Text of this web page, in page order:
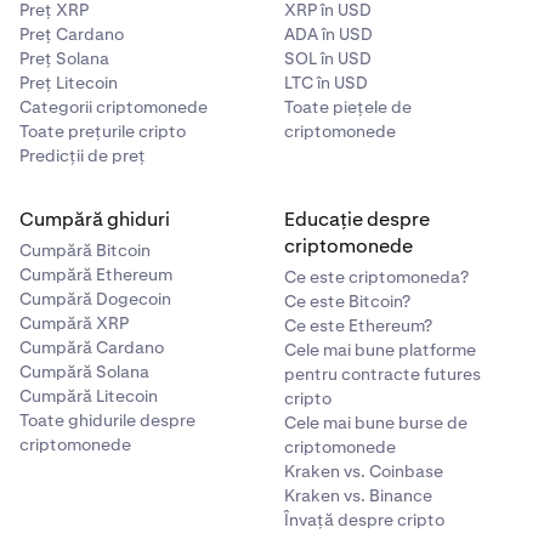
Preț XRP
Preț Cardano
Preț Solana
Preț Litecoin
Categorii criptomonede
Toate prețurile cripto
Predicții de preț
XRP în USD
ADA în USD
SOL în USD
LTC în USD
Toate piețele de
criptomonede
Cumpără ghiduri
Cumpără Bitcoin
Cumpără Ethereum
Cumpără Dogecoin
Cumpără XRP
Cumpără Cardano
Cumpără Solana
Cumpără Litecoin
Toate ghidurile despre
criptomonede
Educație despre
criptomonede
Ce este criptomoneda?
Ce este Bitcoin?
Ce este Ethereum?
Cele mai bune platforme
pentru contracte futures
cripto
Cele mai bune burse de
criptomonede
Kraken vs. Coinbase
Kraken vs. Binance
Învață despre cripto